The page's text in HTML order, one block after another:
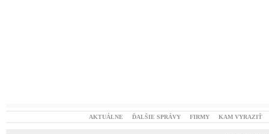
AKTUÁLNE ĎALŠIE SPRÁVY FIRMY KAM VYRAZIŤ